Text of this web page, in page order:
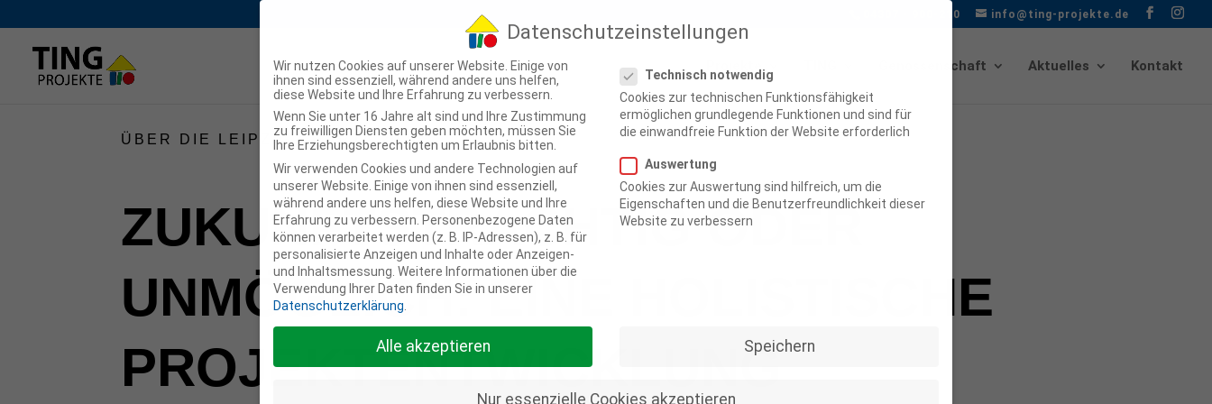
04307 - 900-210 info@ting-projekte.de
Projekte Genossenschaft Aktuelles Kontakt
ÜBER DIE LEIPZIG CHARTA 2020
ZUKUNFTSTRÄCHTIG ODER
UNMÖGLICH: EINE HOLISTISCHE
PROJEKTENTWICKLUNG
Datenschutzeinstellungen
Wir nutzen Cookies auf unserer Website. Einige von
ihnen sind essenziell, während andere uns helfen,
diese Website und Ihre Erfahrung zu verbessern.
Wenn Sie unter 16 Jahre alt sind und Ihre Zustimmung
zu freiwilligen Diensten geben möchten, müssen Sie
Ihre Erziehungsberechtigten um Erlaubnis bitten.
Wir verwenden Cookies und andere Technologien auf
unserer Website. Einige von ihnen sind essenziell,
während andere uns helfen, diese Website und Ihre
Erfahrung zu verbessern. Personenbezogene Daten
können verarbeitet werden (z. B. IP-Adressen), z. B. für
personalisierte Anzeigen und Inhalte oder Anzeigen-
und Inhaltsmessung. Weitere Informationen über die
Verwendung Ihrer Daten finden Sie in unserer
Datenschutzerklärung
Technisch notwendig
Cookies zur technischen Funktionsfähigkeit
ermöglichen grundlegende Funktionen und sind für
die einwandfreie Funktion der Website erforderlich
Auswertung
Cookies zur Auswertung sind hilfreich, um die
Eigenschaften und die Benutzerfreundlichkeit dieser
Website zu verbessern
Alle akzeptieren Speichern
Nur essenzielle Cookies akzeptieren